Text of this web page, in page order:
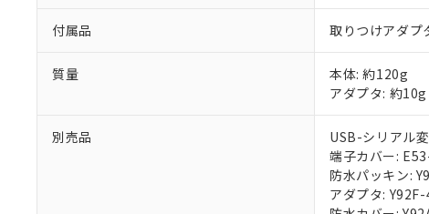
付属品 取りつけアダプ
質量
本体: 約120g
アダプタ: 約10g
別売品
USB-シリアル
端子カバー:
防水パッキン:
アダプタ: